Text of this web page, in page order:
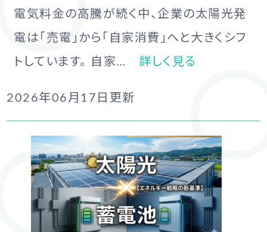
電気料金の高騰が続く中、企業の太陽光発
電は「売電」から「自家消費」へと大きくシフ
トしています。 自家…
詳しく見る
2026年06月17日 更新